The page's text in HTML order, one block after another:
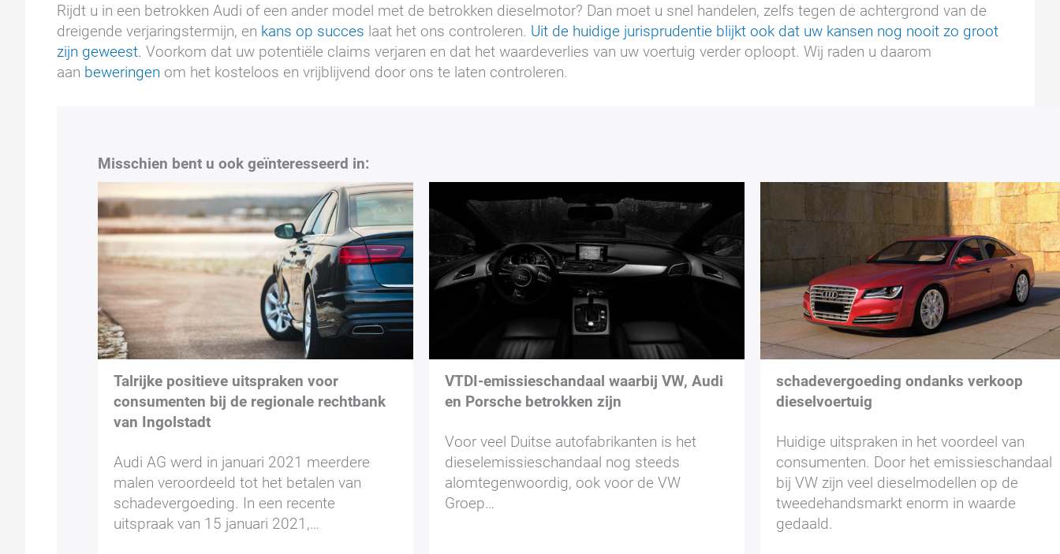
Rijdt u in een betrokken Audi of een ander model met de betrokken dieselmotor? Dan moet u snel handelen, zelfs tegen de achtergrond van de
dreigende verjaringstermijn, en kans op succes laat het ons controleren. Uit de huidige jurisprudentie blijkt ook dat uw kansen nog nooit zo groot
zijn geweest. Voorkom dat uw potentiële claims verjaren en dat het waardeverlies van uw voertuig verder oploopt. Wij raden u daarom
aan beweringen om het kosteloos en vrijblijvend door ons te laten controleren.
Misschien bent u ook geïnteresseerd in:
Talrijke positieve uitspraken voor
consumenten bij de regionale rechtbank
van Ingolstadt
Audi AG werd in januari 2021 meerdere
malen veroordeeld tot het betalen van
schadevergoeding. In een recente
uitspraak van 15 januari 2021,…
VTDI-emissieschandaal waarbij VW, Audi
en Porsche betrokken zijn
Voor veel Duitse autofabrikanten is het
dieselemissieschandaal nog steeds
alomtegenwoordig, ook voor de VW
Groep…
schadevergoeding ondanks verkoop
dieselvoertuig
Huidige uitspraken in het voordeel van
consumenten. Door het emissieschandaal
bij VW zijn veel dieselmodellen op de
tweedehandsmarkt enorm in waarde
gedaald.